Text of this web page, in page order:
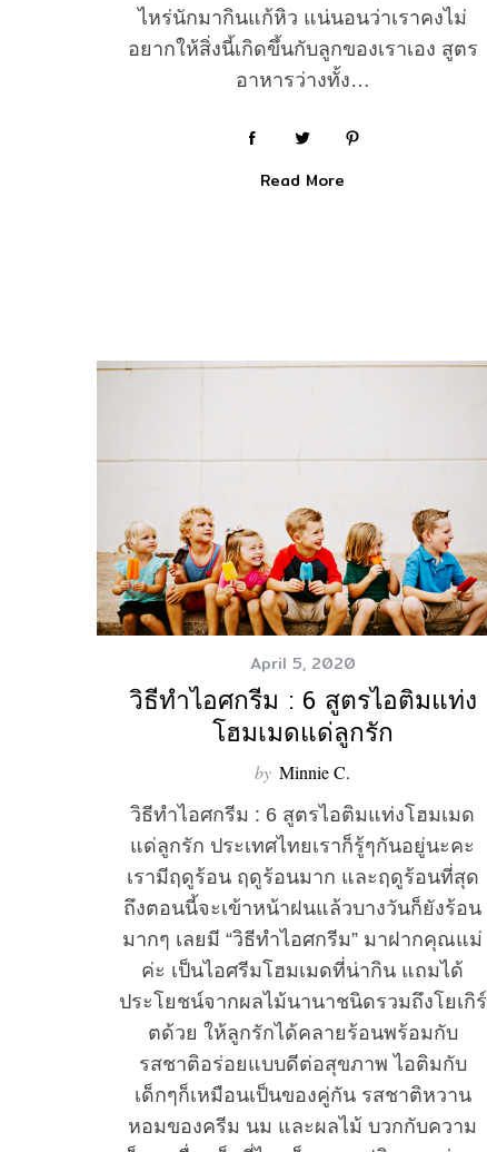
ไหร่นักมากินแก้หิว แน่นอนว่าเราคงไม่
อยากให้สิ่งนี้เกิดขึ้นกับลูกของเราเอง สูตร
อาหารว่างทั้ง…
Read More
April 5, 2020
วิธีทำไอศกรีม : 6 สูตรไอติมแท่ง
โฮมเมดแด่ลูกรัก
by Minnie C.
วิธีทำไอศกรีม : 6 สูตรไอติมแท่งโฮมเมด
แด่ลูกรัก ประเทศไทยเราก็รู้ๆกันอยู่นะคะ
เรามีฤดูร้อน ฤดูร้อนมาก และฤดูร้อนที่สุด
ถึงตอนนี้จะเข้าหน้าฝนแล้วบางวันก็ยังร้อน
มากๆ เลยมี “วิธีทำไอศกรีม” มาฝากคุณแม่
ค่ะ เป็นไอศรีมโฮมเมดที่น่ากิน แถมได้
ประโยชน์จากผลไม้นานาชนิดรวมถึงโยเกิร์
ตด้วย ให้ลูกรักได้คลายร้อนพร้อมกับ
รสชาติอร่อยแบบดีต่อสุขภาพ ไอติมกับ
เด็กๆก็เหมือนเป็นของคู่กัน รสชาติหวาน
หอมของครีม นม และผลไม้ บวกกับความ